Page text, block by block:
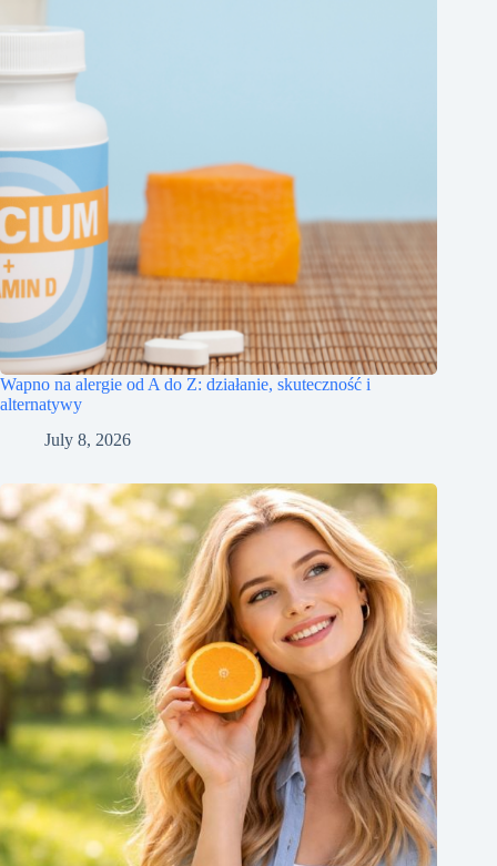
Wapno na alergie od A do Z: działanie, skuteczność i
alternatywy
July 8, 2026